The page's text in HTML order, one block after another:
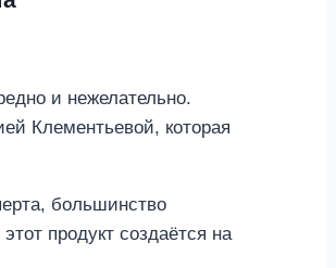
и нежелательно.
Клементьевой, которая
большинство
продукт создаётся на